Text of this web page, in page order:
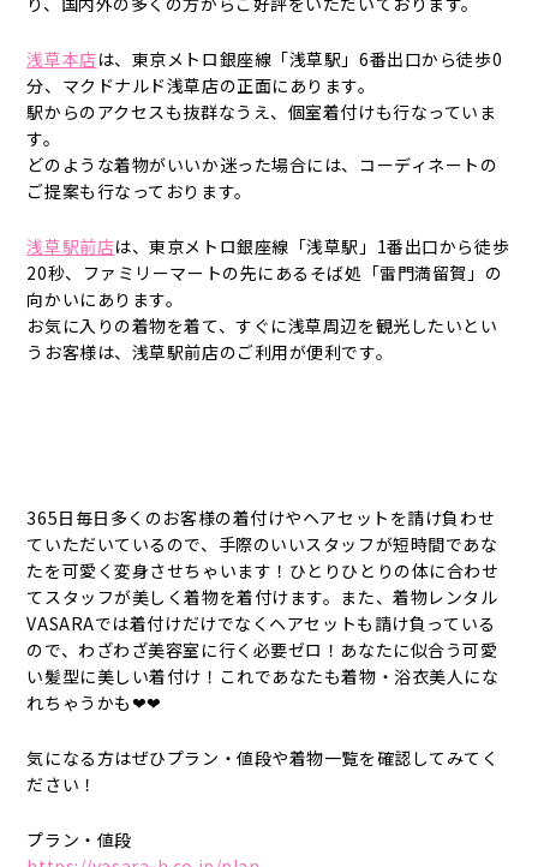
浅草本店は、東京メトロ銀座線「浅草駅」6番出口から徒歩0
分、マクドナルド浅草店の正面にあります。
駅からのアクセスも抜群なうえ、個室着付けも行なっていま
す。
どのような着物がいいか迷った場合には、コーディネートの
ご提案も行なっております。
浅草駅前店は、東京メトロ銀座線「浅草駅」1番出口から徒歩
20秒、ファミリーマートの先にあるそば処「雷門満留賀」の
向かいにあります。
お気に入りの着物を着て、すぐに浅草周辺を観光したいとい
うお客様は、浅草駅前店のご利用が便利です。
365日毎日多くのお客様の着付けやヘアセットを請け負わせ
ていただいているので、手際のいいスタッフが短時間であな
たを可愛く変身させちゃいます！ひとりひとりの体に合わせ
てスタッフが美しく着物を着付けます。また、着物レンタル
VASARAでは着付けだけでなくヘアセットも請け負っている
ので、わざわざ美容室に行く必要ゼロ！あなたに似合う可愛
い髪型に美しい着付け！これであなたも着物・浴衣美人にな
れちゃうかも❤❤
気になる方はぜひプラン・値段や着物一覧を確認してみてく
ださい！
プラン・値段